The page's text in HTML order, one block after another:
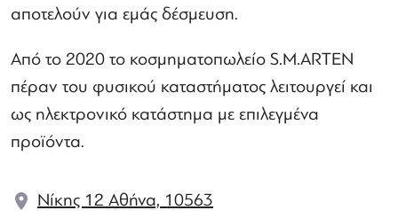
αποτελούν για εμάς δέσμευση.
Από το 2020 το κοσμηματοπωλείο S.M.ARTEN
πέραν του φυσικού καταστήματος λειτουργεί και
ως ηλεκτρονικό κατάστημα με επιλεγμένα
προϊόντα.
Νίκης 12 Αθήνα, 10563